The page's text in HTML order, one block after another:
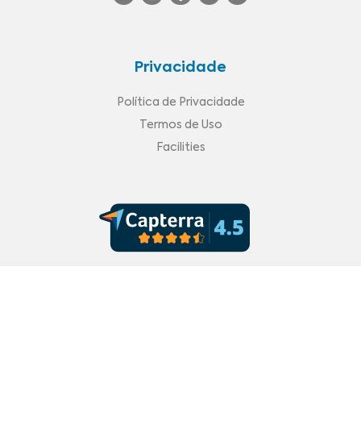
Privacidade
Política de Privacidade
Termos de Uso
Facilities